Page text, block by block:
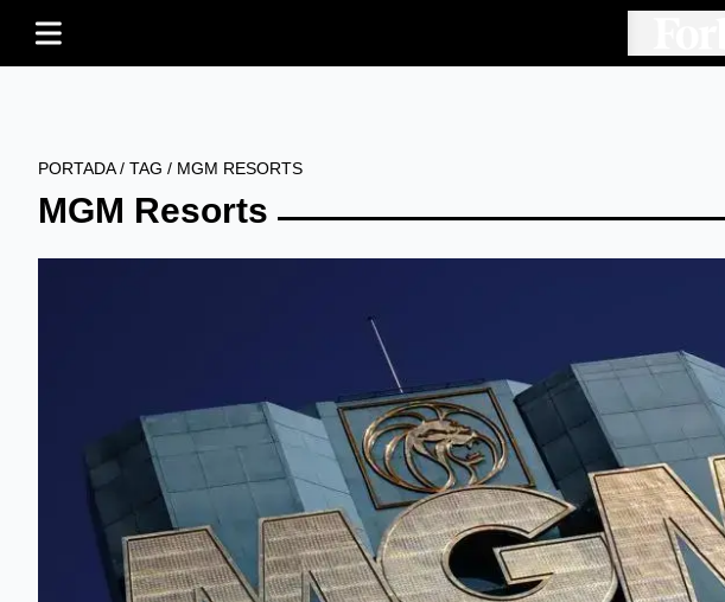
PORTADA/ TAG / MGM RESORTS
MGM Resorts